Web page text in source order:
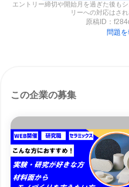
エントリー締切や開始月を過ぎた後も
リーへの対応はさ
原稿ID：
問題
この企業の募集